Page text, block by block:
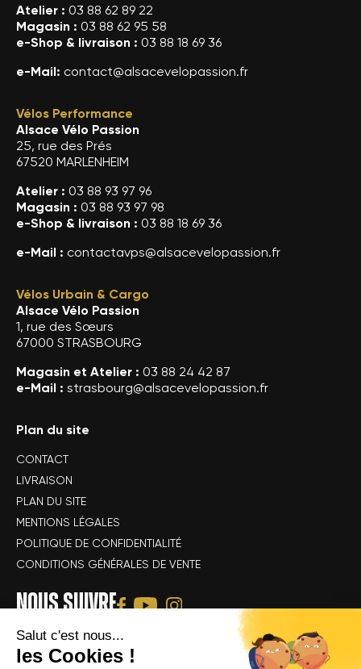
Atelier : 03 88 62 89 22
Magasin : 03 88 62 95 58
e-Shop & livraison : 03 88 18 69 36
e-Mail: contact@alsacevelopassion.fr
Vélos Performance
Alsace Vélo Passion
25, rue des Prés
67520 MARLENHEIM
Atelier : 03 88 93 97 96
Magasin : 03 88 93 97 98
e-Shop & livraison : 03 88 18 69 36
e-Mail : contactavps@alsacevelopassion.fr
Vélos Urbain & Cargo
Alsace Vélo Passion
1, rue des Sœurs
67000 STRASBOURG
Magasin et Atelier : 03 88 24 42 87
e-Mail : strasbourg@alsacevelopassion.fr
Plan du site
CONTACT
LIVRAISON
PLAN DU SITE
MENTIONS LÉGALES
POLITIQUE DE CONFIDENTIALITÉ
CONDITIONS GÉNÉRALES DE VENTE
NOUS SUIVRE
Salut c'est nous...
les Cookies !